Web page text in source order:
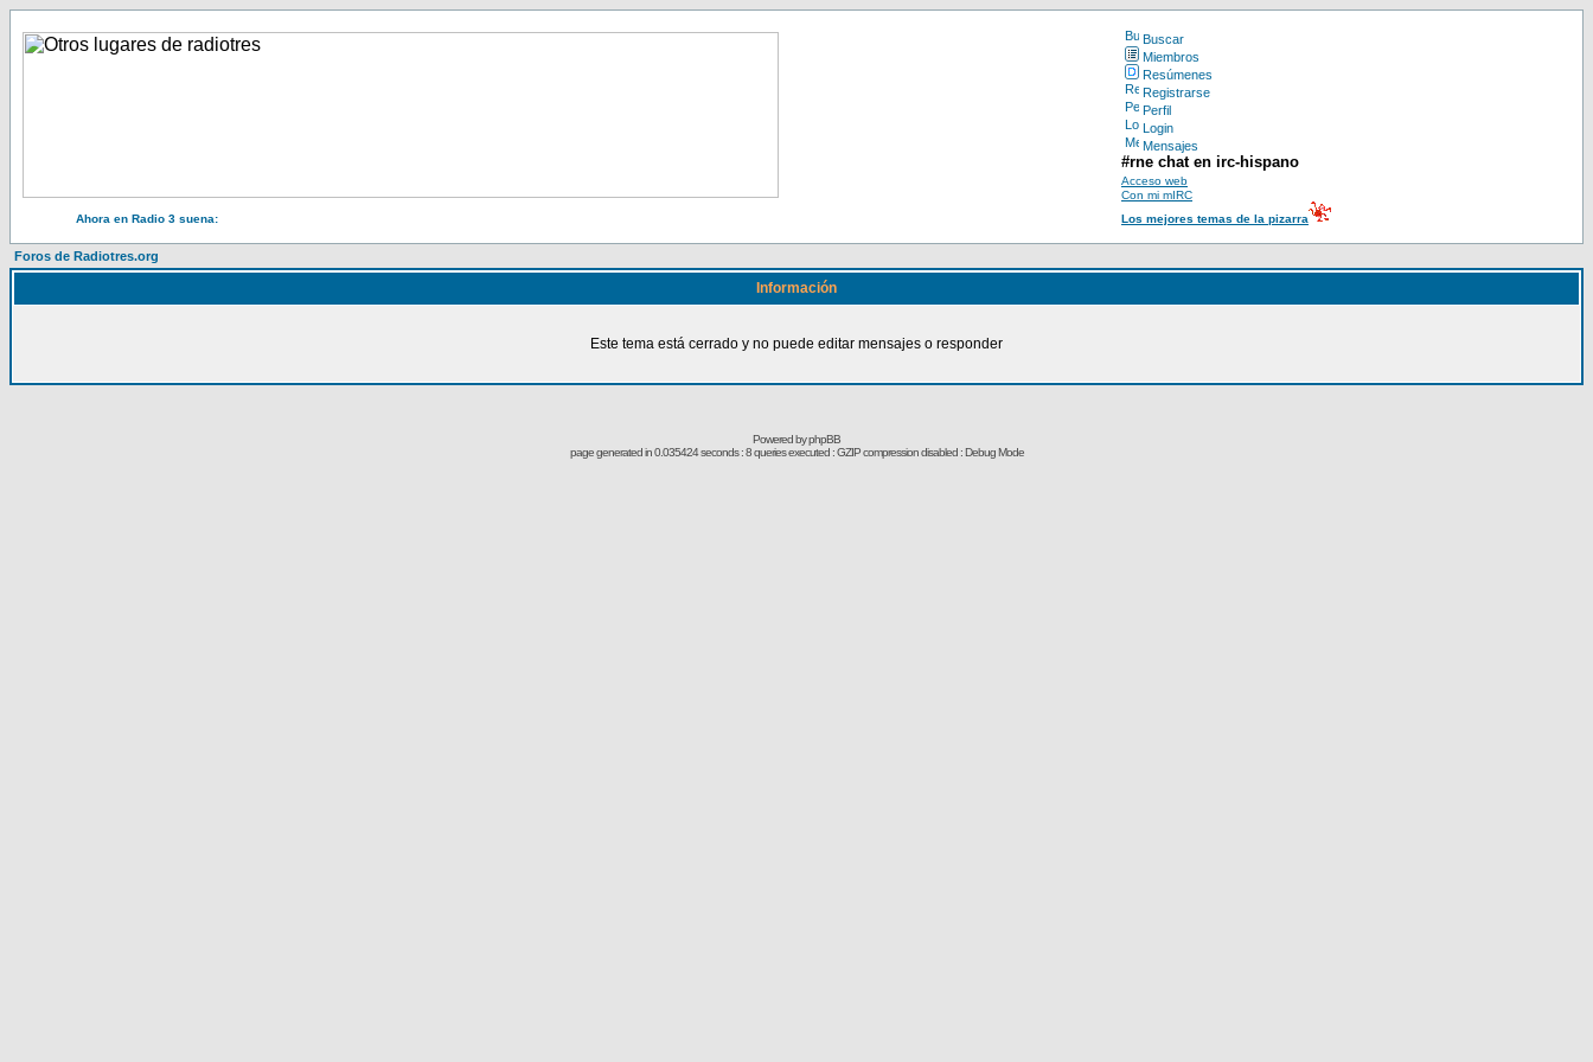
Buscar
Miembros
Resúmenes
Registrarse
Perfil
Login
Mensajes
#rne chat en irc-hispano
Acceso web
Con mi mIRC
Ahora en Radio 3 suena:
Los mejores temas de la pizarra
Foros de Radiotres.org
Información
Este tema está cerrado y no puede editar mensajes o responder
Powered byphpBB
page generated in 0.035424 seconds : 8 queries executed : GZIP compression disabled : Debug Mode